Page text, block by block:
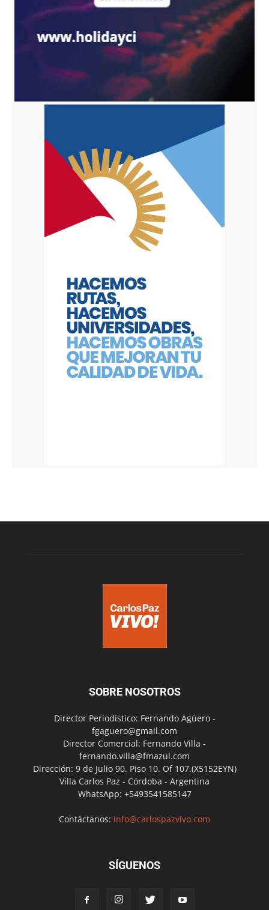
SOBRE NOSOTROS
Director Periodístico: Fernando Agüero -
fgaguero@gmail.com
Director Comercial: Fernando Villa -
fernando.villa@fmazul.com
Dirección: 9 de Julio 90. Piso 10. Of 107.(X5152EYN)
Villa Carlos Paz - Córdoba - Argentina
WhatsApp: +5493541585147
Contáctanos: info@carlospazvivo.com
SÍGUENOS